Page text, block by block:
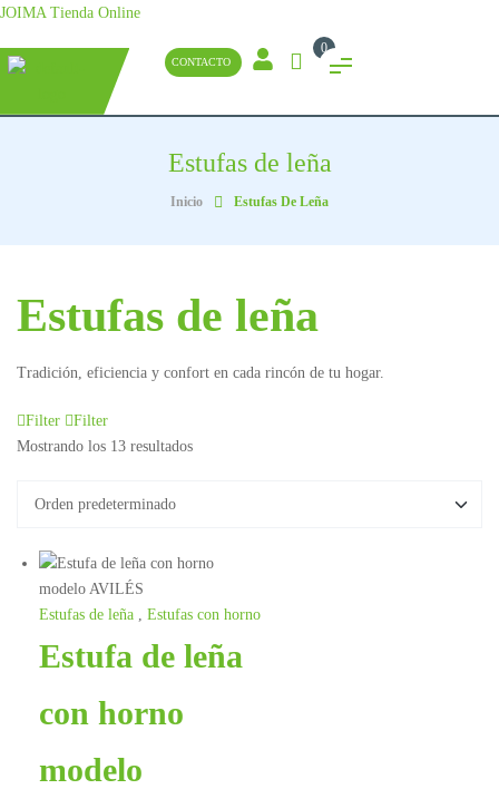
JOIMA Tienda Online
CONTACTO
0
Estufas de leña
Inicio Estufas De Leña
Estufas de leña
Tradición, eficiencia y confort en cada rincón de tu hogar.
Filter
Filter
Mostrando los 13 resultados
Estufas de leña, Estufas con horno
Estufa de leña
con horno
modelo